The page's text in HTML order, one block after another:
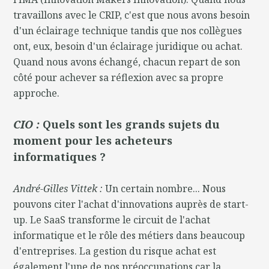
travaillons avec le CRIP, c'est que nous avons besoin
d'un éclairage technique tandis que nos collègues
ont, eux, besoin d'un éclairage juridique ou achat.
Quand nous avons échangé, chacun repart de son
côté pour achever sa réflexion avec sa propre
approche.
CIO : Quels sont les grands sujets du
moment pour les acheteurs
informatiques ?
André-Gilles Vittek :Un certain nombre... Nous
pouvons citer l'achat d'innovations auprès de start-
up. Le SaaS transforme le circuit de l'achat
informatique et le rôle des métiers dans beaucoup
d'entreprises. La gestion du risque achat est
également l'une de nos préoccupations car la